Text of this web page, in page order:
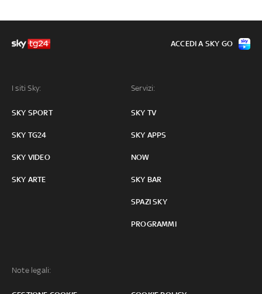
I siti Sky:
SKY SPORT
SKY TG24
SKY VIDEO
SKY ARTE
Servizi:
SKY TV
SKY APPS
NOW
SKY BAR
SPAZI SKY
PROGRAMMI
Note legali:
ACCEDI A SKY GO